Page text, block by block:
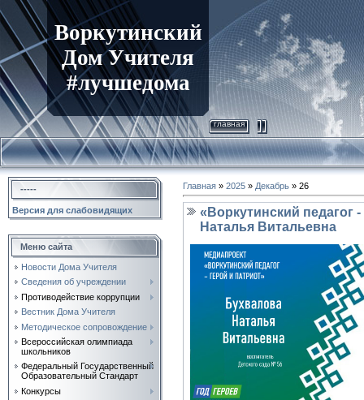
Воркутинский
Дом Учителя
#лучшедома
главная
-----
Версия для слабовидящих
Меню сайта
Новости Дома Учителя
Сведения об учреждении
Противодействие коррупции
Вестник Дома Учителя
Методическое сопровождение
Всероссийская олимпиада
школьников
Федеральный Государственный
Образовательный Стандарт
Конкурсы
Главная » 2025 » Декабрь » 26
«Воркутинский педагог
Наталья Витальевна